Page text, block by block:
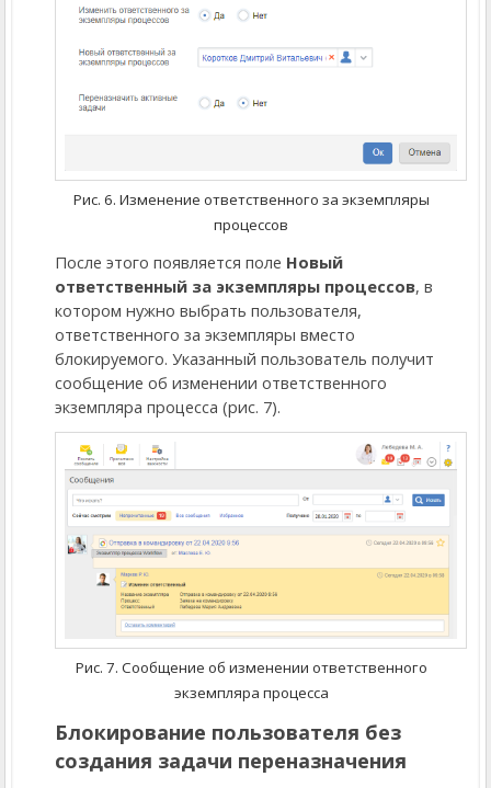
Рис. 6. Изменение ответственного за экземпляры
процессов
После этого появляется поле Новый
ответственный за экземпляры процессов, в
котором нужно выбрать пользователя,
ответственного за экземпляры вместо
блокируемого. Указанный пользователь получит
сообщение об изменении ответственного
экземпляра процесса (рис. 7).
Рис. 7. Сообщение об изменении ответственного
экземпляра процесса
Блокирование пользователя без
создания задачи переназначения